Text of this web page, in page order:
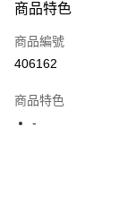
信用卡
Apple Pay
JD京東物流，訂單
商品特色
商品編號
406162
商品特色
-